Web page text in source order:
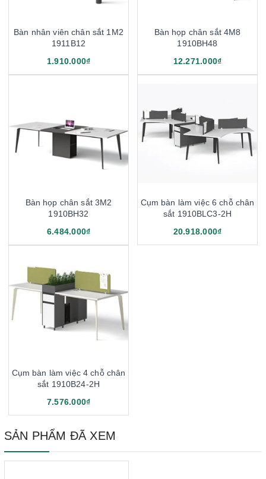
Bàn nhân viên chân sắt 1M2
1911B12
1.910.000₫
Bàn họp chân sắt 4M8
1910BH48
12.271.000₫
Bàn họp chân sắt 3M2
1910BH32
6.484.000₫
Cụm bàn làm việc 6 chỗ chân
sắt 1910BLC3-2H
20.918.000₫
Cụm bàn làm việc 4 chỗ chân
sắt 1910B24-2H
7.576.000₫
SẢN PHẨM ĐÃ XEM